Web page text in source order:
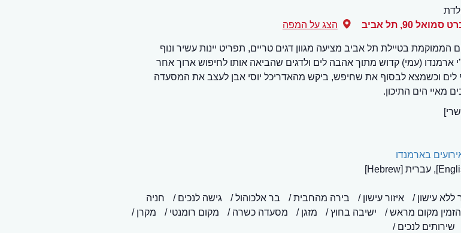
סמואל 90 ,תל אביב הצג על המפה
הממוקמת בטיילת תל אביב מציעה מגוון דגים טריים, תפריט יינות עשיר ונוף
ארמנדו (עמי) קדוש מתוך אהבה לים ולדגים שהביאה אותו לחיפוש ארוך אחר
לים וכשמצא לבסוף את שחיפש, ביקש מהאדריכל יוסי אבן לעצב את המסעדה
מאיי הים התיכון.
בארמנדו
ללא עישון איזור עישון בירה מהחבית בר אלכוהול גישה לנכים
חניה
מקום מראש ישיבה בחוץ מזגן מסעדה כשרה מקום רומנטי
מקרן /
שירותים לנכים